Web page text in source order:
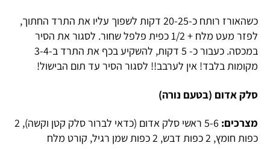
כשהאורז רותח כ-20-25 דקות לשפוך עליו את התרד החתוך,
לפזר מעט מלח + 1/2 כפית פלפל שחור. לסגור את הסיר
במכסה. כעבור כ- 5 דקות, להשקיע בכף את התרד ב-3-4
מקומות בלבד! אין לערבב!! לסגור הסיר עד תום הבישול!
סלק אדום (בטעם נורה)
מצרכים:
5-6 ראשי סלק אדום (כדאי לברור סלק קטן וקשה), 2
כפות חומץ, 2 כפות דבש, 2 כפות שמן רגיל, קורט מלח